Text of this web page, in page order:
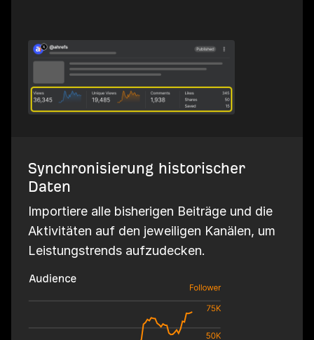
Synchronisierung historischer
Daten
Importiere alle bisherigen Beiträge und die
Aktivitäten auf den jeweiligen Kanälen, um
Leistungstrends aufzudecken.